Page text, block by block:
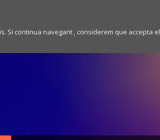
Si continua navegant , considerem que accepta el